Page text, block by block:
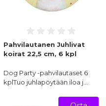
Pahvilautanen Juhlivat
koirat 22,5 cm, 6 kpl
Dog Party -pahvilautaset 6
kplTuo juhlapöytään iloa j…